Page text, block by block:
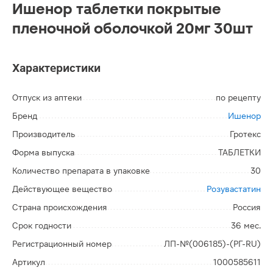
Ишенор таблетки покрытые
пленочной оболочкой 20мг 30шт
Характеристики
Отпуск из аптеки
по рецепту
Бренд
Ишенор
Производитель
Гротекс
Форма выпуска
ТАБЛЕТКИ
Количество препарата в упаковке
30
Действующее вещество
Розувастатин
Страна происхождения
Россия
Срок годности
36 мес.
Регистрационный номер
ЛП-№(006185)-(РГ-RU)
Артикул
1000585611